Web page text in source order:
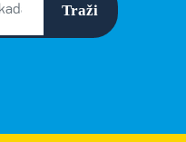
Traži